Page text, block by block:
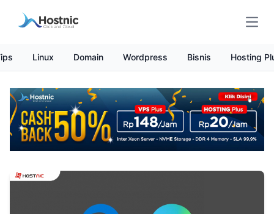
Linux Domain Wordpress Bisnis Hosting